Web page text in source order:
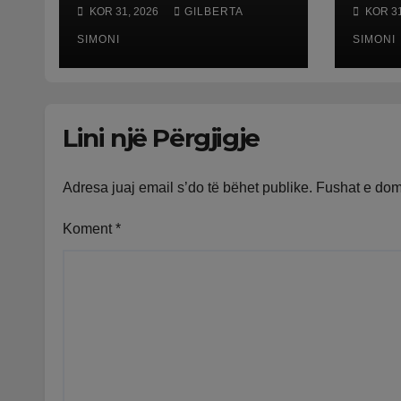
greke raporton
defekt në sistem,
qytetarët mbeten
KOR 31, 2026 GILBERTA
SIMONI
tij
të
KOR
SIMONI
Lini një Përgjigje
Adresa juaj email s’do të bëhet publike. Fushat e
Koment *